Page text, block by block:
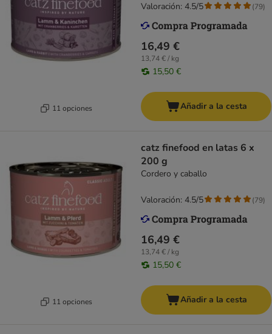
11 opciones
16,49 €
13,74 € / kg
15,50 €
Valoración: 4.5/5 (79)
Añadir a la cesta
11 opciones
catz finefood en latas 6 x
200 g
Cordero y caballo
16,49 €
13,74 € / kg
15,50 €
Valoración: 4.5/5 (79)
Añadir a la cesta